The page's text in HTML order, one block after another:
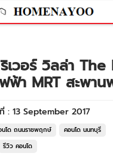
เวอร์ วิลล่า
ฟ้า MRT สะพาน
: 13 September 2017
นโด ถนนราชพฤกษ์
คอนโด นนทบุรี
รีวิว คอนโด